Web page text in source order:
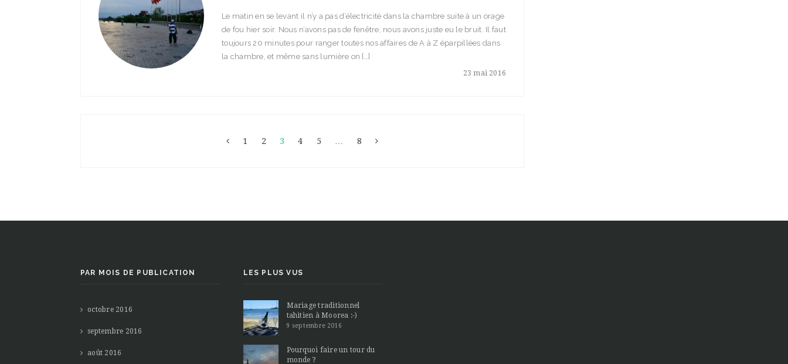
23 mai 2016
Le matin en se levant il n’y a pas d’électricité dans la chambre suite à un orage
de fou hier soir. Nous n’avons pas de fenêtre, nous avons juste eu le bruit. Il faut
toujours 20 minutes pour ranger toutes nos affaires de A à Z éparpillées dans
la chambre, et même sans lumière on […]
1 2 3 4 5 8
PAR MOIS DE PUBLICATION
octobre 2016
septembre 2016
août 2016
LES PLUS VUS
Mariage traditionnel
tahitien à Moorea :-)
9 septembre 2016
Pourquoi faire un tour du
monde ?